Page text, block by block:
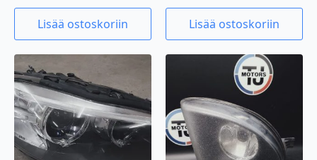
Lisää ostoskoriin Lisää ostoskoriin